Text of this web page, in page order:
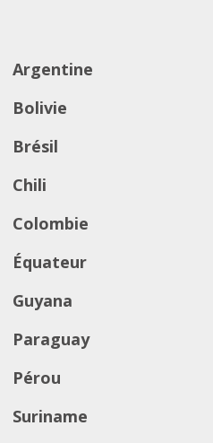
Argentine
Bolivie
Brésil
Chili
Colombie
Équateur
Guyana
Paraguay
Pérou
Suriname